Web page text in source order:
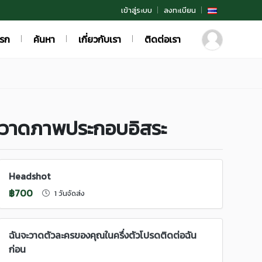
เข้าสู่ระบบ ลงทะเบียน
ก ค้นหา เกี่ยวกับเรา ติดต่อเรา
าดภาพประกอบอิสระ
Headshot
฿700
1 วันจัดส่ง
ฉันจะวาดตัวละครของคุณในครึ่งตัวโปรดติดต่อฉัน
ก่อน